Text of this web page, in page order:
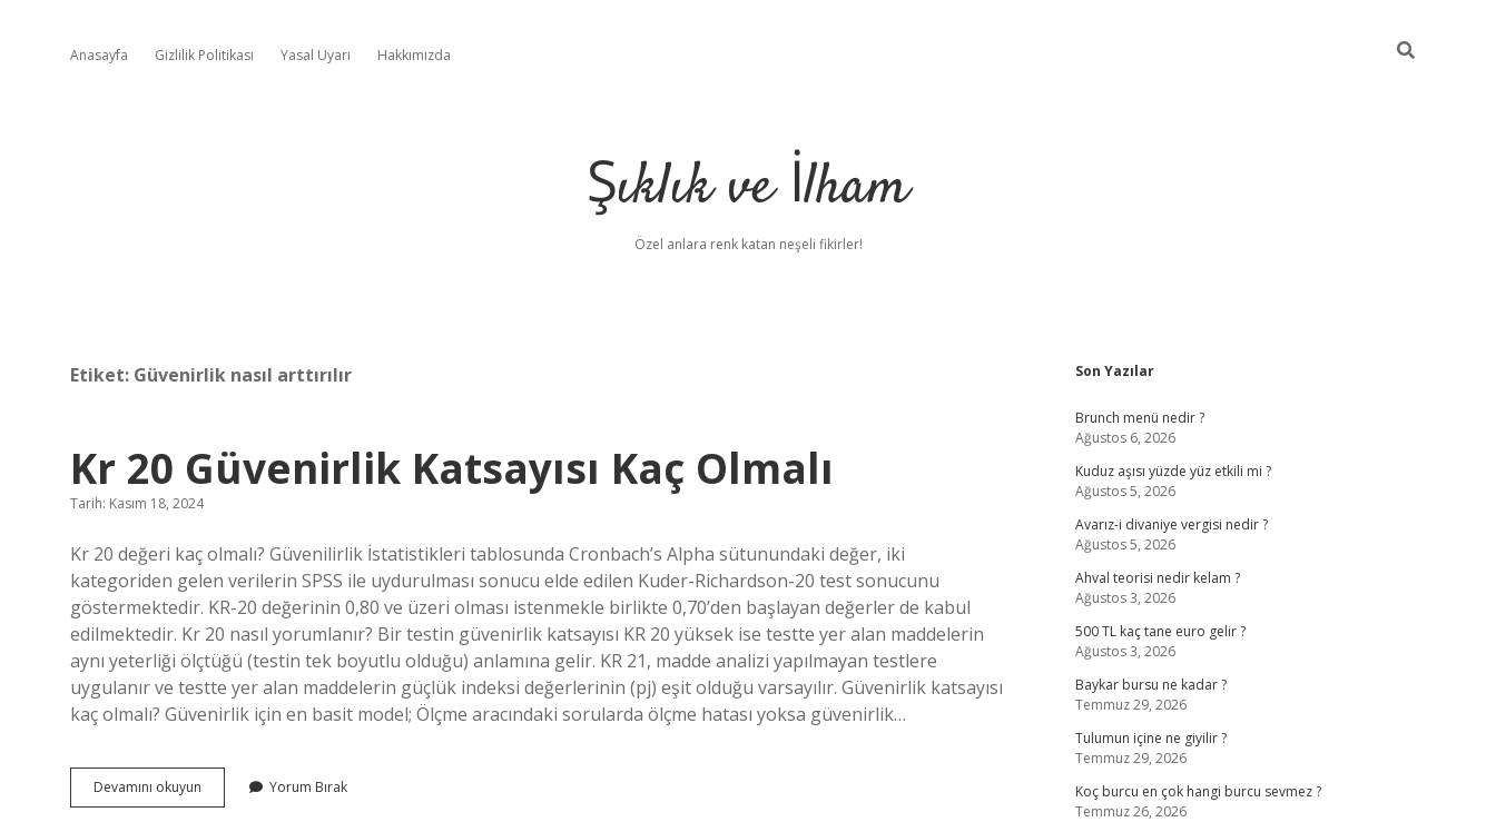
Anasayfa Gizlilik Politikası Yasal Uyarı Hakkımızda
Şıklık ve İlham
Özel anlara renk katan neşeli fikirler!
Etiket: Güvenirlik nasıl arttırılır
Kr 20 Güvenirlik Katsayısı Kaç Olmalı
Tarih: Kasım 18, 2024
Kr 20 değeri kaç olmalı? Güvenilirlik İstatistikleri tablosunda Cronbach’s Alpha sütunundaki değer, iki
kategoriden gelen verilerin SPSS ile uydurulması sonucu elde edilen Kuder-Richardson-20 test sonucunu
göstermektedir. KR-20 değerinin 0,80 ve üzeri olması istenmekle birlikte 0,70’den başlayan değerler de kabul
edilmektedir. Kr 20 nasıl yorumlanır? Bir testin güvenirlik katsayısı KR 20 yüksek ise testte yer alan maddelerin
aynı yeterliği ölçtüğü (testin tek boyutlu olduğu) anlamına gelir. KR 21, madde analizi yapılmayan testlere
uygulanır ve testte yer alan maddelerin güçlük indeksi değerlerinin (pj) eşit olduğu varsayılır. Güvenirlik katsayısı
kaç olmalı? Güvenirlik için en basit model; Ölçme aracındaki sorularda ölçme hatası yoksa güvenirlik…
Devamını okuyun
20
Yorum Bırak
Sidebar
Son Yazılar
Brunch menü nedir ?
Ağustos 6, 2026
Kuduz aşısı yüzde yüz etkili mi ?
Ağustos 5, 2026
Avarız-i divaniye vergisi nedir ?
Ağustos 5, 2026
Ahval teorisi nedir kelam ?
Ağustos 3, 2026
500 TL kaç tane euro gelir ?
Ağustos 3, 2026
Baykar bursu ne kadar ?
Temmuz 29, 2026
Tulumun içine ne giyilir ?
Temmuz 29, 2026
Koç burcu en çok hangi burcu sevmez ?
Temmuz 26, 2026